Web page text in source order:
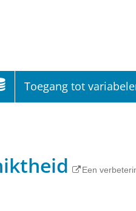
Toegang tot
Een